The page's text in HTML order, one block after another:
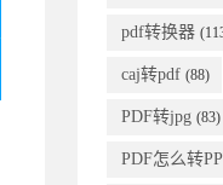
pdf转换器
caj转pdf (88)
PDF转jpg (83)
PDF怎么转